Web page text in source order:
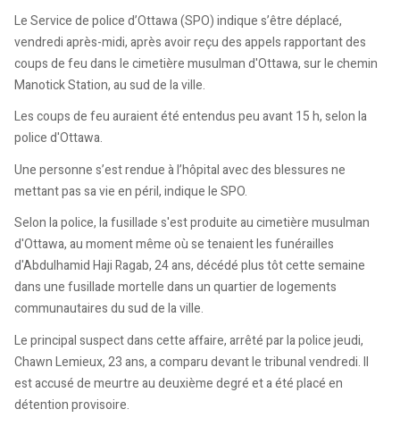
Le Service de police d’Ottawa (SPO) indique s’être déplacé,
vendredi après-midi, après avoir reçu des appels rapportant des
coups de feu dans le cimetière musulman d'Ottawa, sur le chemin
Manotick Station, au sud de la ville.
Les coups de feu auraient été entendus peu avant 15 h, selon la
police d'Ottawa.
Une personne s’est rendue à l’hôpital avec des blessures ne
mettant pas sa vie en péril, indique le SPO.
Selon la police, la fusillade s'est produite au cimetière musulman
d'Ottawa, au moment même où se tenaient les funérailles
d'Abdulhamid Haji Ragab, 24 ans, décédé plus tôt cette semaine
dans une fusillade mortelle dans un quartier de logements
communautaires du sud de la ville.
Le principal suspect dans cette affaire, arrêté par la police jeudi,
Chawn Lemieux, 23 ans, a comparu devant le tribunal vendredi. Il
est accusé de meurtre au deuxième degré et a été placé en
détention provisoire.